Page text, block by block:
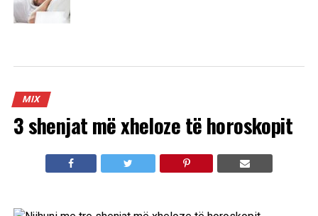
MIX
3 shenjat më xheloze të horoskopit